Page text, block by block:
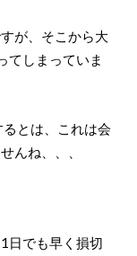
が、そこから大
てしまっていま
とは、これは会
んね、、、
日でも早く損切